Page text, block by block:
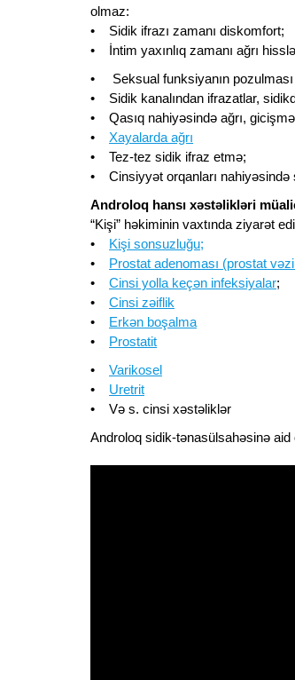
olmaz:
• Sidik ifrazı zamanı diskomfort;
• İntim yaxınlıq zamanı ağrı
• Seksual funksiyanın pozulması
• Sidik kanalından ifrazatlar,
• Qasıq nahiyəsində ağrı,
• Xayalarda ağrı
• Tez-tez sidik ifraz etmə;
• Cinsiyyət orqanları nahiyəsində
Androloq hansı xəstəlikləri
“Kişi” həkiminin vaxtında ziyarət
• Kişi sonsuzluğu;
• Prostat adenoması (prostat
• Cinsi yolla keçən infeksiyalar;
• Cinsi zəiflik
• Erkən boşalma
• Prostatit
• Varikosel
• Uretrit
• Və s. cinsi xəstəliklər
Androloq sidik-tənasülsahəsinə
sualların cavabları